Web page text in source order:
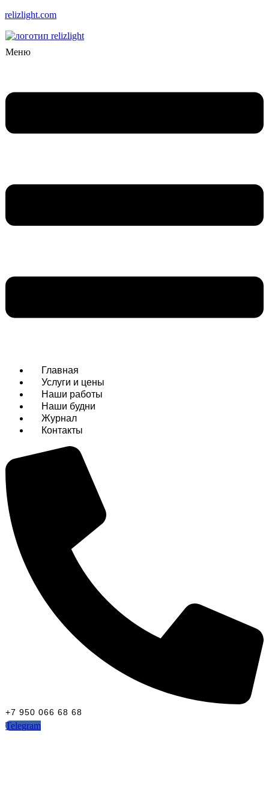
relizlight.com
Меню
Главная
Услуги и цены
Наши работы
Наши будни
Журнал
Контакты
+7 950 066 68 68
Telegram